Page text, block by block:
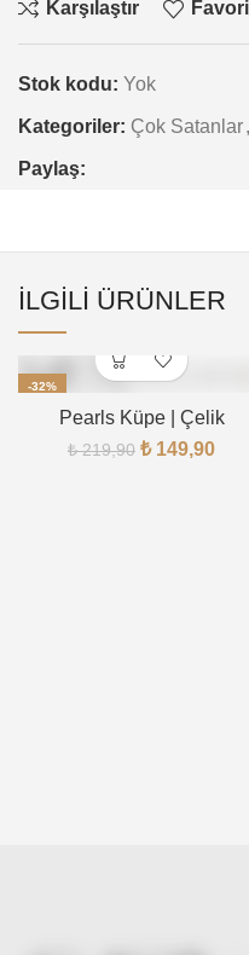
Karşılaştır
Stok kodu: Yok
Kategoriler: Çok Satanlar,
Paylaş:
İLGILI ÜRÜNLER
-32%
TÜKENDIPearls Küpe | Çelik
₺219,90 ₺149,90